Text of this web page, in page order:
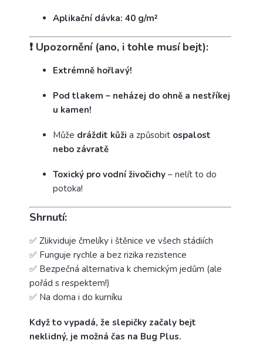
Aplikační dávka: 40 g/m²
❗ Upozornění (ano, i tohle musí bejt):
Extrémně hořlavý!
Pod tlakem – neházej do ohně a nestříkej
u kamen!
Může dráždit kůži a způsobit ospalost
nebo závratě
Toxický pro vodní živočichy – nelít to do
potoka!
Shrnutí:
✅ Zlikviduje čmelíky i štěnice ve všech stádiích
✅ Funguje rychle a bez rizika rezistence
✅ Bezpečná alternativa k chemickým jedům (ale
pořád s respektem!)
✅ Na doma i do kurníku
Když to vypadá, že slepičky začaly bejt
neklidný, je možná čas na Bug Plus.